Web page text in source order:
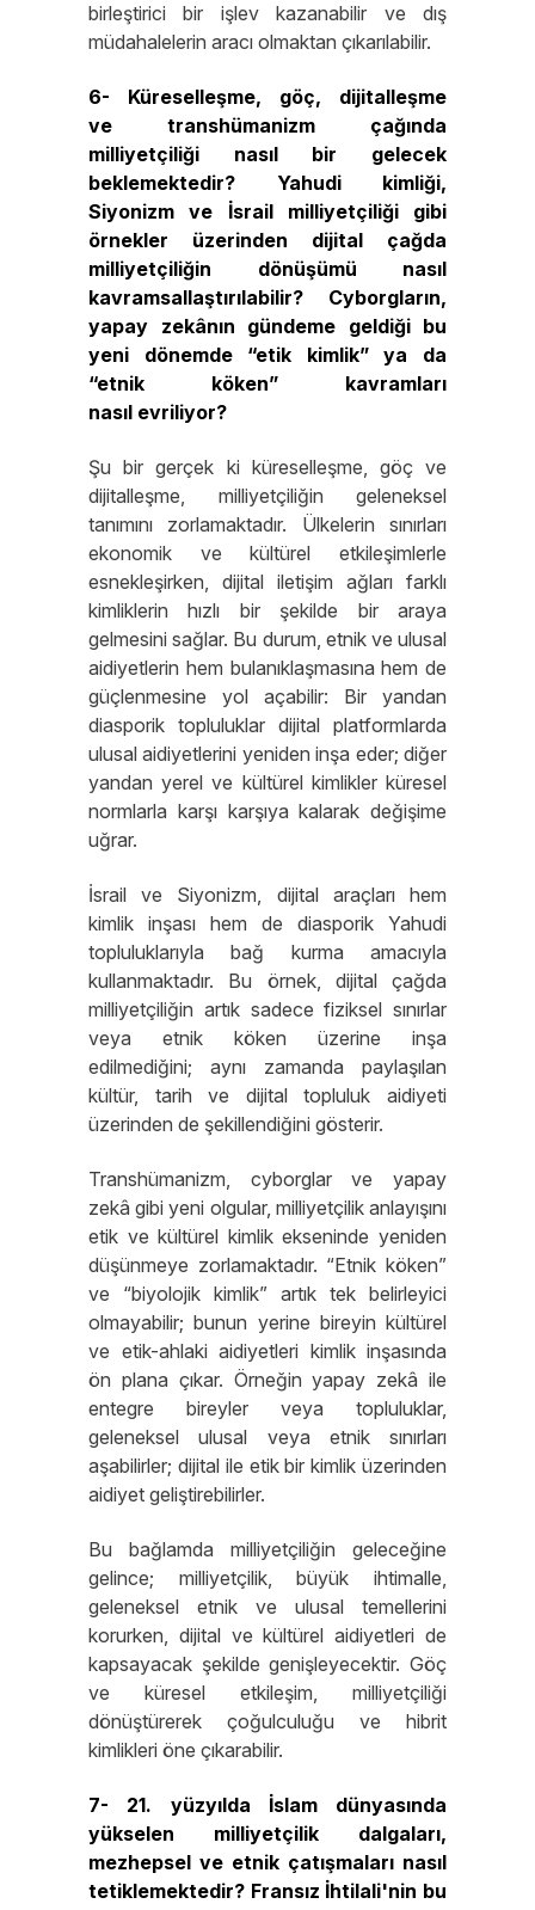
birleştirici bir işlev kazanabilir ve dış
müdahalelerin aracı olmaktan çıkarılabilir.
6- Küreselleşme, göç, dijitalleşme
ve transhümanizm çağında
milliyetçiliği nasıl bir gelecek
beklemektedir? Yahudi kimliği,
Siyonizm ve İsrail milliyetçiliği gibi
örnekler
üzerinden dijital çağda
milliyetçiliğin dönüşümü nasıl
kavramsallaştırılabilir? Cyborgların,
yapay zekânın gündeme geldiği bu
yeni dönemde “etik kimlik” ya da
“etnik köken” kavramları
nasıl evriliyor?
Şu bir gerçek ki küreselleşme, göç ve
dijitalleşme, milliyetçiliğin geleneksel
tanımını zorlamaktadır. Ülkelerin sınırları
ekonomik ve kültürel etkileşimlerle
esnekleşirken, dijital iletişim ağları farklı
kimliklerin hızlı bir şekilde bir araya
gelmesini sağlar. Bu durum, etnik ve ulusal
aidiyetlerin hem bulanıklaşmasına hem de
güçlenmesine yol açabilir: Bir yandan
diasporik topluluklar dijital platformlarda
ulusal aidiyetlerini yeniden inşa eder; diğer
yandan yerel ve kültürel kimlikler küresel
normlarla karşı karşıya kalarak değişime
uğrar.
İsrail ve Siyonizm, dijital araçları hem
kimlik inşası hem de diasporik Yahudi
topluluklarıyla bağ kurma amacıyla
kullanmaktadır. Bu örnek, dijital çağda
milliyetçiliğin artık sadece fiziksel sınırlar
veya etnik köken üzerine inşa
edilmediğini; aynı zamanda paylaşılan
kültür, tarih ve dijital topluluk aidiyeti
üzerinden de şekillendiğini gösterir.
Transhümanizm, cyborglar ve yapay
zekâ gibi yeni olgular, milliyetçilik anlayışını
etik ve kültürel kimlik ekseninde yeniden
düşünmeye zorlamaktadır. “Etnik köken”
ve “biyolojik kimlik” artık tek belirleyici
olmayabilir; bunun yerine bireyin kültürel
ve etik-ahlaki aidiyetleri kimlik inşasında
ön plana çıkar. Örneğin yapay zekâ ile
entegre bireyler veya topluluklar,
geleneksel ulusal veya etnik sınırları
aşabilirler; dijital ile etik bir kimlik üzerinden
aidiyet geliştirebilirler.
Bu bağlamda milliyetçiliğin geleceğine
gelince; milliyetçilik, büyük ihtimalle,
geleneksel etnik ve ulusal temellerini
korurken, dijital ve kültürel aidiyetleri de
kapsayacak şekilde genişleyecektir. Göç
ve küresel etkileşim, milliyetçiliği
dönüştürerek çoğulculuğu ve hibrit
kimlikleri öne çıkarabilir.
7- 21. yüzyılda İslam dünyasında
yükselen milliyetçilik dalgaları,
mezhepsel ve etnik çatışmaları nasıl
tetiklemektedir? Fransız İhtilali'nin bu